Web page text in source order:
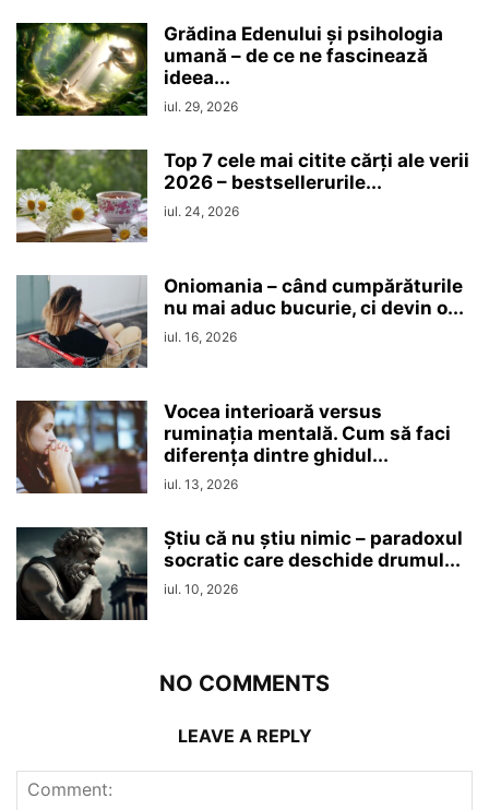
Grădina Edenului și psihologia
umană – de ce ne fascinează
ideea...
iul. 29, 2026
Top 7 cele mai citite cărți ale verii
2026 – bestsellerurile...
iul. 24, 2026
Oniomania – când cumpărăturile
nu mai aduc bucurie, ci devin o...
iul. 16, 2026
Vocea interioară versus
ruminaţia mentală. Cum să faci
diferența dintre ghidul...
iul. 13, 2026
Ştiu că nu ştiu nimic – paradoxul
socratic care deschide drumul...
iul. 10, 2026
NO COMMENTS
LEAVE A REPLY